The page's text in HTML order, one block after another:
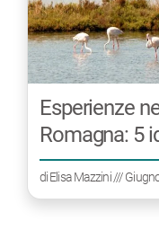
Esperienze
Romagna: 5
diElisa Mazzini///